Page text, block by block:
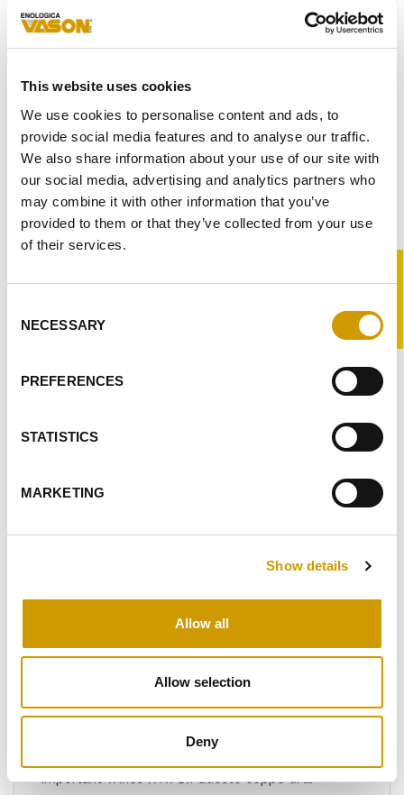
This website uses cookies
We use cookies to personalise content and ads, to
provide social media features and to analyse our traffic.
We also share information about your use of our site with
our social media, advertising and analytics partners who
may combine it with other information that you’ve
provided to them or that they’ve collected from your use
of their services.
Selection
NECESSARY
PREFERENCES
STATISTICS
MARKETING
Show details
Allow all
Allow selection
Deny
MAIL*
A SEGUITO DELL’ INFORMATIVARICEVUTA FORNISCO IL
CONSENSO AL TRATTAMENTO DEI MIEI DATI PERSONALI
FORNISCO IL MIO CONSENSO AL TRATTAMENTO PER
RICEVERE LA VOSTRA NEWSLETTER
FORNISCO IL MIO CONSENSO AL TRATTAMENTO PER
IN EVIDENZA
Preferiti
VIW® FRESH
Important Wines (VIW®)! Questo ceppo di l…
X
-PRO